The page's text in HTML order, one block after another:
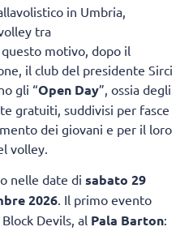
in Umbria,
tra
motivo, dopo il
il club del presidente Sirci
gli “Open Day”, ossia degli
gratuiti, suddivisi per fasce
dei giovani e per il loro
volley.
nelle date di sabato 29
2026. Il primo evento
Devils, al Pala Barton: